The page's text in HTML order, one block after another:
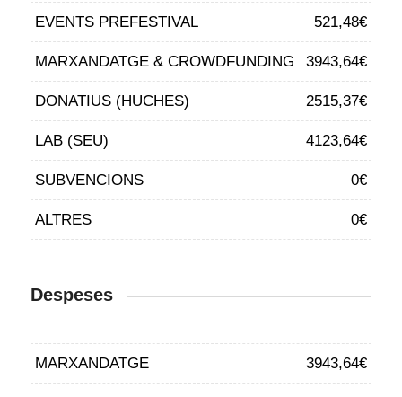
EVENTS PREFESTIVAL 521,48€
MARXANDATGE & CROWDFUNDING 3943,64€
DONATIUS (HUCHES) 2515,37€
LAB (SEU) 4123,64€
SUBVENCIONS 0€
ALTRES 0€
Despeses
MARXANDATGE 3943,64€